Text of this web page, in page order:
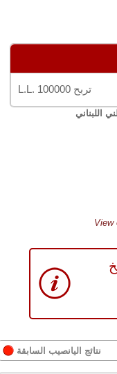
تربح L.L. 100000
اللبناني
نتائج اليانصيب السابقة